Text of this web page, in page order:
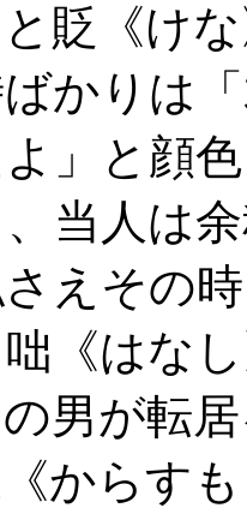
と貶《け
かりは
」と顔
当人は
えその
《はな
男が転
《からす